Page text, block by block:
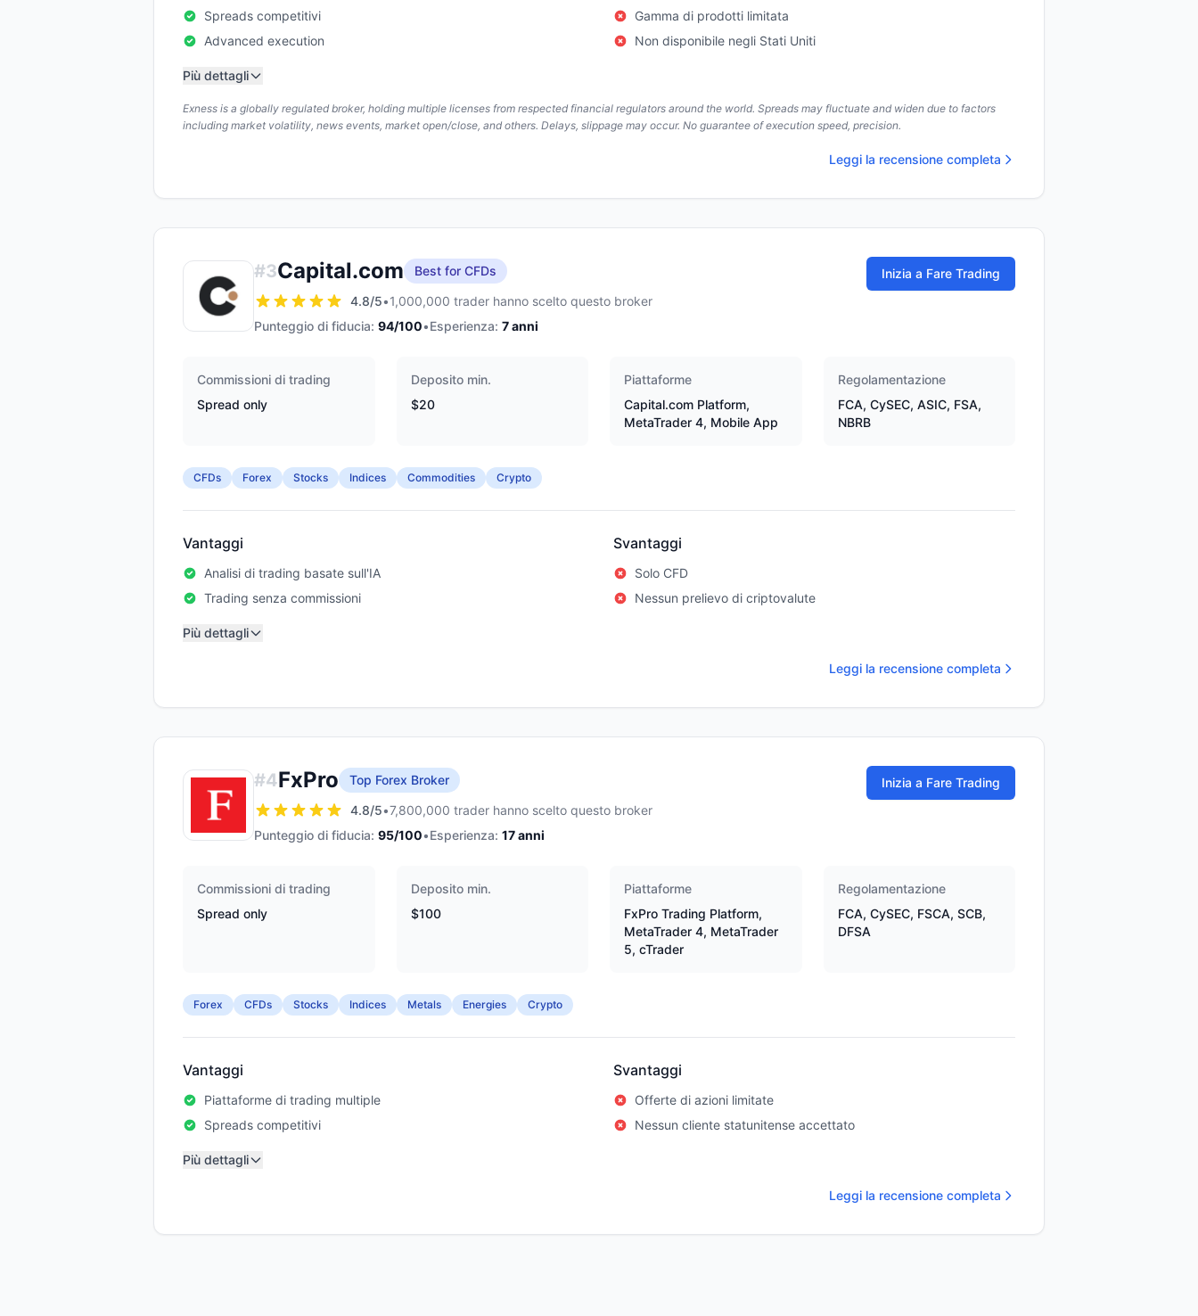
Spreads competitivi
Advanced execution
Gamma di prodotti limitata
Non disponibile negli Stati Uniti
Più dettagli
Exness is a globally regulated broker, holding multiple licenses from respected financial regulators around the world. Spreads may fluctuate and widen due to factors
including market volatility, news events, market open/close, and others. Delays, slippage may occur. No guarantee of execution speed, precision.
Leggi la recensione completa
#3Capital.com
Best for CFDs
4.8/5•1,000,000 trader hanno scelto questo broker
Punteggio di fiducia: 94/100•Esperienza: 7anni
Inizia a Fare Trading
Commissioni di trading
Spread only
Deposito min.
$20
Piattaforme
Capital.com Platform,
MetaTrader 4, Mobile App
Regolamentazione
FCA, CySEC, ASIC, FSA,
NBRB
CFDs Forex Stocks Indices Commodities Crypto
Vantaggi
Analisi di trading basate sull'IA
Trading senza commissioni
Svantaggi
Solo CFD
Nessun prelievo di criptovalute
Più dettagli
Leggi la recensione completa
#4FxPro
Top Forex Broker
4.8/5•7,800,000 trader hanno scelto questo broker
Punteggio di fiducia: 95/100•Esperienza: 17anni
Inizia a Fare Trading
Commissioni di trading
Spread only
Deposito min.
$100
Piattaforme
FxPro Trading Platform,
MetaTrader 4, MetaTrader
5, cTrader
Regolamentazione
FCA, CySEC, FSCA, SCB,
DFSA
Forex CFDs Stocks Indices Metals Energies Crypto
Vantaggi
Piattaforme di trading multiple
Spreads competitivi
Svantaggi
Offerte di azioni limitate
Nessun cliente statunitense accettato
Più dettagli
Leggi la recensione completa